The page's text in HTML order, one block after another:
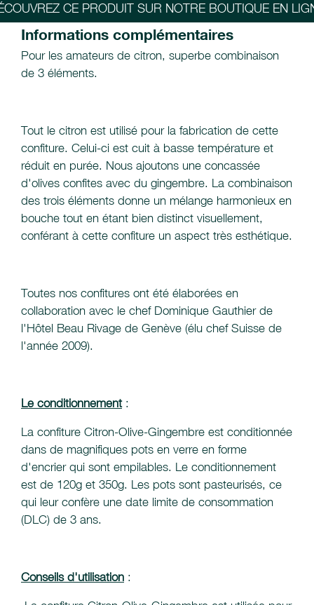
CE PRODUIT SUR NOTRE BOUTIQUE EN
Informations complémentaires
Pour les amateurs de citron, superbe combinaison
de 3 éléments.
Tout le citron est utilisé pour la fabrication de cette
confiture. Celui-ci est cuit à basse température et
réduit en purée. Nous ajoutons une concassée
d'olives confites avec du gingembre. La combinaison
des trois éléments donne un mélange harmonieux en
bouche tout en étant bien distinct visuellement,
conférant à cette confiture un aspect très esthétique.
Toutes nos confitures ont été élaborées en
collaboration avec le chef Dominique Gauthier de
l'Hôtel Beau Rivage de Genève (élu chef Suisse de
l'année 2009).
Le conditionnement:
La confiture Citron-Olive-Gingembre est conditionnée
dans de magnifiques pots en verre en forme
d'encrier qui sont empilables. Le conditionnement
est de 120g et 350g. Les pots sont pasteurisés, ce
qui leur confère une date limite de consommation
(DLC) de 3 ans.
Conseils d'utilisation :